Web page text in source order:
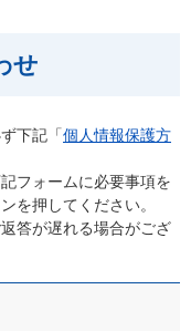
せ
下記「個人情報保護方
フォームに必要事項を
を押してください。
答が遅れる場合がござ